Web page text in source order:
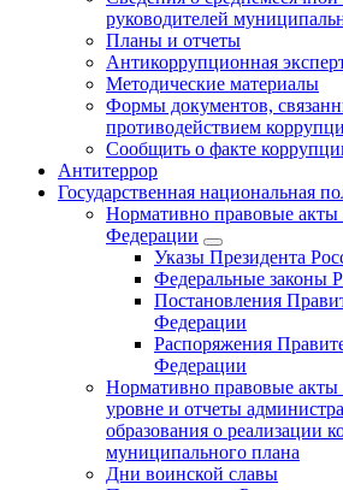
руководителей
Планы и отчеты
Антикоррупционная
Методические материалы
Формы документов,
противодействием
Сообщить о факте
Антитеррор
Государственная национальная
Нормативно правовые акты
Федерации
Указы Президента
Федеральные законы
Постановления
Федерации
Распоряжения
Федерации
Нормативно правовые
уровне и отчеты
образования о реализации
муниципального плана
Дни воинской славы